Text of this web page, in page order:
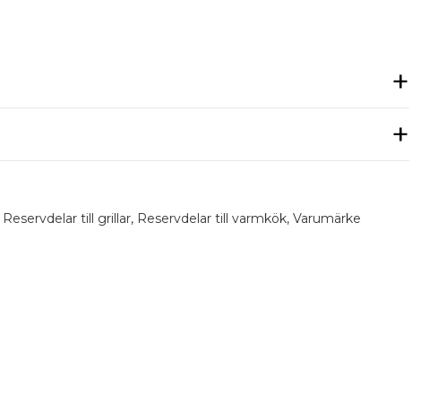
Reservdelar till grillar, Reservdelar till varmkök, Varumärke